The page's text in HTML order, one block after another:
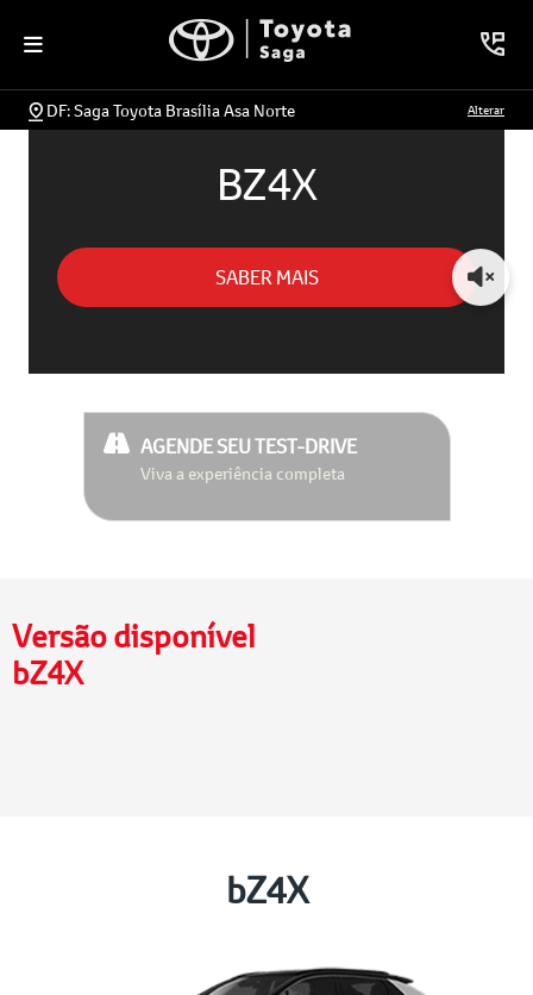
DF: Saga Toyota Brasília Asa Norte Alterar
BZ4X
SABER MAIS
AGENDE SEU TEST-DRIVE
Viva a experiência completa
Versão disponível
bZ4X
bZ4X